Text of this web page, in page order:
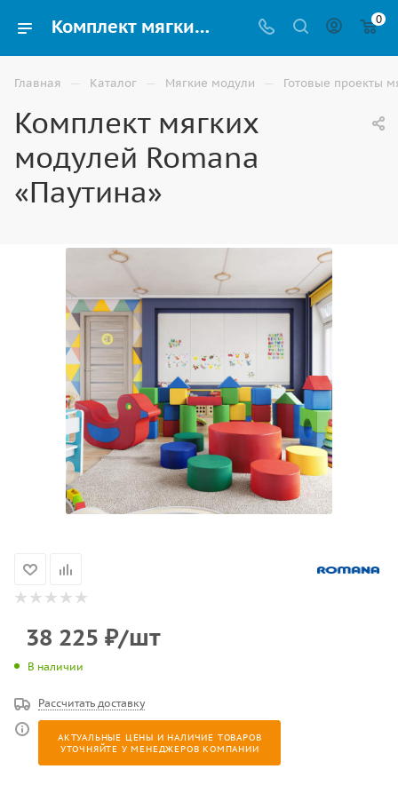
Комплект мягких модулей Romana «Паутина» купить в Москве 0
Главная — Каталог — Мягкие модули — Готовые проекты
Комплект мягких
модулей Romana
«Паутина»
38 225 ₽/шт
В наличии
Рассчитать доставку
АКТУАЛЬНЫЕ ЦЕНЫ И НАЛИЧИЕ ТОВАРОВ
УТОЧНЯЙТЕ У МЕНЕДЖЕРОВ КОМПАНИИ